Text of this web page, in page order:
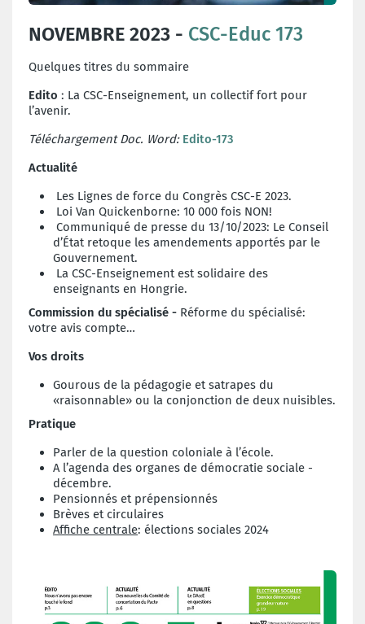
NOVEMBRE 2023 - CSC-Educ 173
Quelques titres du sommaire
Edito : La CSC-Enseignement, un collectif fort pour
l’avenir.
Téléchargement Doc. Word: Edito-173
Actualité
Les Lignes de force du Congrès CSC-E 2023.
Loi Van Quickenborne: 10 000 fois NON!
Communiqué de presse du 13/10/2023: Le Conseil
d’État retoque les amendements apportés par le
Gouvernement.
La CSC-Enseignement est solidaire des
enseignants en Hongrie.
Commission du spécialisé - Réforme du spécialisé:
votre avis compte…
Vos droits
Gourous de la pédagogie et satrapes du
«raisonnable» ou la conjonction de deux nuisibles.
Pratique
Parler de la question coloniale à l’école.
A l’agenda des organes de démocratie sociale -
décembre.
Pensionnés et prépensionnés
Brèves et circulaires
Affiche centrale: élections sociales 2024